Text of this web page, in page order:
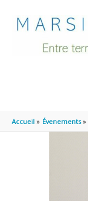
Accueil Évenements